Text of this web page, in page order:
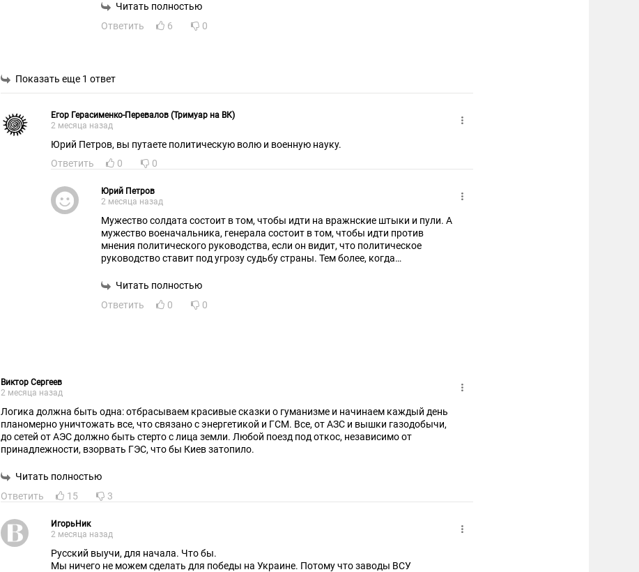
Читать полностью
Ответить
6 0
Показать еще 1 ответ
Егор Герасименко-Перевалов (Тримуар на ВК)
2 месяца назад
Юрий Петров, вы путаете политическую волю и военную науку.
Ответить
0 0
Юрий Петров
2 месяца назад
Мужество солдата состоит в том, чтобы идти на вражнские штыки и пули. А
мужество военачальника, генерала состоит в том, чтобы идти против
мнения политического руководства, если он видит, что политическое
руководство ставит под угрозу судьбу страны. Тем более, когда
деле ничего не понимающий.
Читать полностью
Ответить
0 0
Виктор Сергеев
2 месяца назад
Логика должна быть одна: отбрасываем красивые сказки о гуманизме и начинаем каждый день
планомерно уничтожать все, что связано с энергетикой и ГСМ. Все, от АЗС и вышки газодобычи,
до сетей от АЭС должно быть стерто с лица земли. Любой поезд под откос, независимо от
принадлежности, взорвать ГЭС, что бы Киев затопило.
Читать полностью
Ответить
15 3
ИгорьНик
2 месяца назад
Русский выучи, для начала. Что бы.
Мы ничего не можем сделать для победы на Украине. Потому что заводы ВСУ